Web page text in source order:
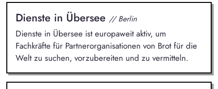
Dienste in Übersee // Berlin
Dienste in Übersee ist europaweit aktiv, um
Fachkräfte für Partnerorganisationen von Brot für die
Welt zu suchen, vorzubereiten und zu vermitteln.